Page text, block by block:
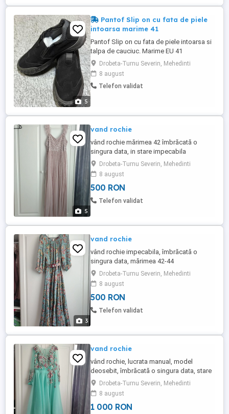
5
Pantof Slip on cu fata de piele
intoarsa marime 41
Pantof Slip on cu fata de piele intoarsa si
talpa de cauciuc. Marime EU 41
Drobeta-Turnu Severin, Mehedinti
8 august
Telefon validat
5
vand rochie
vând rochie mărimea 42 îmbrăcată o
singura data, in stare impecabila
Drobeta-Turnu Severin, Mehedinti
8 august
500 RON
Telefon validat
3
vand rochie
vând rochie impecabila, îmbrăcată o
singura data, mărimea 42-44
Drobeta-Turnu Severin, Mehedinti
8 august
500 RON
Telefon validat
vand rochie
vând rochie, lucrata manual, model
deosebit, îmbrăcată o singura data, stare
impecabila
Drobeta-Turnu Severin, Mehedinti
8 august
1 000 RON